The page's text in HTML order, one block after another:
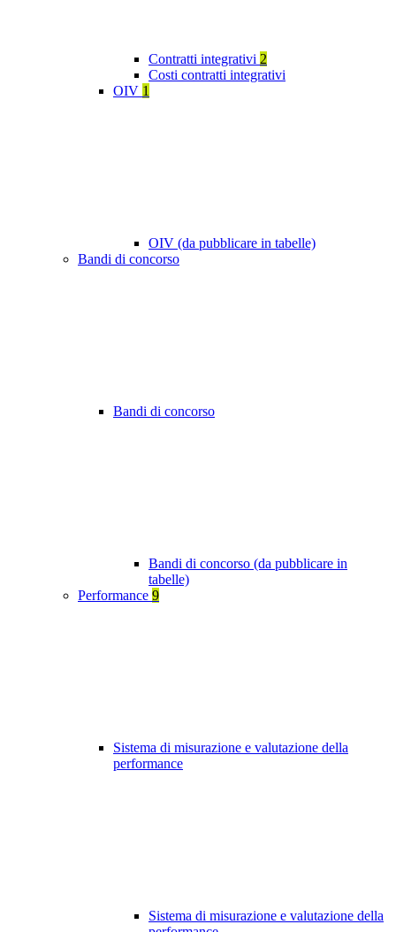
Contratti integrativi 2
Costi contratti integrativi
OIV 1
OIV (da pubblicare in tabelle)
Bandi di concorso
Bandi di concorso
Bandi di concorso (da pubblicare in
tabelle)
Performance 9
Sistema di misurazione e valutazione della
performance
Sistema di misurazione e valutazione della